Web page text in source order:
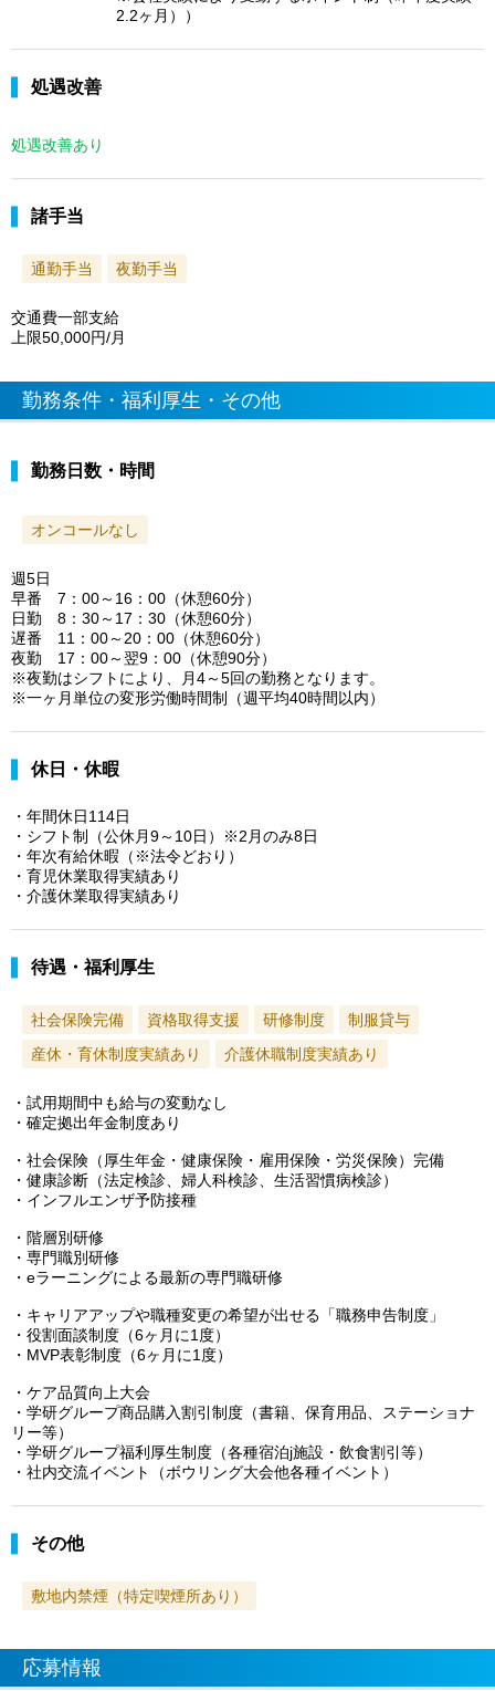
2.2ヶ月））
処遇改善
処遇改善あり
諸手当
通勤手当 夜勤手当
交通費一部支給
上限50,000円/月
勤務条件・福利厚生・その他
勤務日数・時間
オンコールなし
週5日
早番 7：00～16：00（休憩60分）
日勤 8：30～17：30（休憩60分）
遅番 11：00～20：00（休憩60分）
夜勤 17：00～翌9：00（休憩90分）
※夜勤はシフトにより、月4～5回の勤務となります。
※一ヶ月単位の変形労働時間制（週平均40時間以内）
休日・休暇
・年間休日114日
・シフト制（公休月9～10日）※2月のみ8日
・年次有給休暇（※法令どおり）
・育児休業取得実績あり
・介護休業取得実績あり
待遇・福利厚生
社会保険完備 資格取得支援 研修制度
制服貸与
産休・育休制度実績あり
介護休職制度実績あり
・試用期間中も給与の変動なし
・確定拠出年金制度あり
・社会保険（厚生年金・健康保険・雇用保険・労災保険）完備
・健康診断（法定検診、婦人科検診、生活習慣病検診）
・インフルエンザ予防接種
・階層別研修
・専門職別研修
・eラーニングによる最新の専門職研修
・キャリアアップや職種変更の希望が出せる「職務申告制度」
・役割面談制度（6ヶ月に1度）
・MVP表彰制度（6ヶ月に1度）
・ケア品質向上大会
・学研グループ商品購入割引制度（書籍、保育用品、ステーショナ
リー等）
・学研グループ福利厚生制度（各種宿泊j施設・飲食割引等）
・社内交流イベント（ボウリング大会他各種イベント）
その他
敷地内禁煙（特定喫煙所あり）
応募情報